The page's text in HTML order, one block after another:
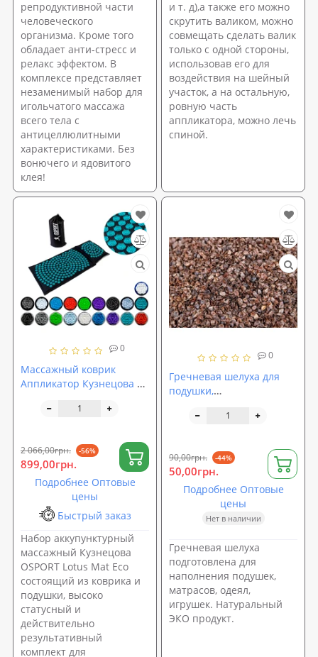
репродуктивной части
человеческого
организма. Кроме того
обладает анти-стресс и
релакс эффектом. В
комплексе представляет
незаменимый набор для
игольчатого массажа
всего тела с
антицеллюлитными
характеристиками. Без
вонючего и ядовитого
клея!
и т. д),а также его можно
скрутить валиком, можно
совмещать сделать валик
только с одной стороны,
использовав его для
воздействия на шейный
участок, а на остальную,
ровную часть
аппликатора, можно лечь
спиной.
0
Массажный коврик
Аппликатор Кузнецова +
массажер для шеи
2 066,00грн. -56%
899,00грн.
Подробнее Оптовые
цены
Быстрый заказ
Набор аккупунктурный
массажный Кузнецова
OSPORT Lotus Mat Eco
состоящий из коврика и
подушки, высоко
статусный и
действительно
результативный
комплект для
0
Гречневая шелуха для
подушки,
наполнитель для
90,00грн. -44%
50,00грн.
Подробнее Оптовые
цены
Нет в наличии
Гречневая шелуха
подготовлена для
наполнения подушек,
матрасов, одеял,
игрушек. Натуральный
ЭКО продукт.